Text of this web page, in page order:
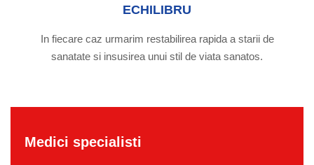
ECHILIBRU
In fiecare caz urmarim restabilirea rapida a starii de
sanatate si insusirea unui stil de viata sanatos.
Medici specialisti